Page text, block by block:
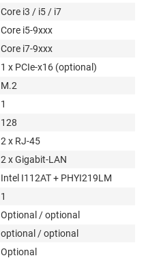
Core i3 / i5 / i7
Core i5-9xxx
Core i7-9xxx
1 x PCIe-x16 (optional)
M.2
1
128
2 x RJ-45
2 x Gigabit-LAN
Intel I112AT + PHYI219LM
1
Optional / optional
optional / optional
Optional